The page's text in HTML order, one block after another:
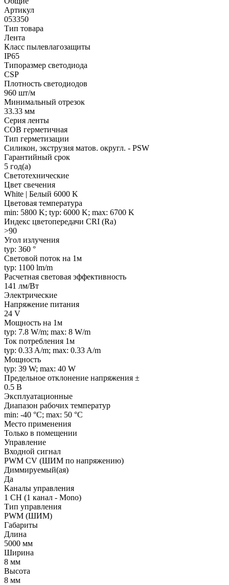
Артикул
053350
Тип товара
Лента
Класс пылевлагозащиты
IP65
Типоразмер светодиода
CSP
Плотность светодиодов
960 шт/м
Минимальный отрезок
33.33 мм
Серия ленты
COB герметичная
Тип герметизации
Силикон, экструзия матов. округл. - PSW
Гарантийный срок
5 год(а)
Светотехнические
Цвет свечения
White | Белый 6000 K
Цветовая температура
min: 5800 K; typ: 6000 K; max: 6700 K
Индекс цветопередачи CRI (Ra)
>90
Угол излучения
typ: 360 °
Световой поток на 1м
typ: 1100 lm/m
Расчетная световая эффективность
141 лм/Вт
Электрические
Напряжение питания
24 V
Мощность на 1м
typ: 7.8 W/m; max: 8 W/m
Ток потребления 1м
typ: 0.33 A/m; max: 0.33 A/m
Мощность
typ: 39 W; max: 40 W
Предельное отклонение напряжения ±
0.5 В
Эксплуатационные
Диапазон рабочих температур
min: -40 °C; max: 50 °C
Место применения
Только в помещении
Управление
Входной сигнал
PWM СV (ШИМ по напряжению)
Диммируемый(ая)
Да
Каналы управления
1 CH (1 канал - Mono)
Тип управления
PWM (ШИМ)
Габариты
Длина
5000 мм
Ширина
8 мм
Высота
8 мм